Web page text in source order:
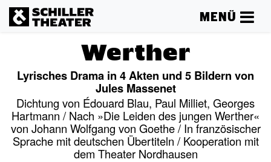
MENÜ
Werther
Lyrisches Drama in 4 Akten und 5 Bildern von
Jules Massenet
Dichtung von Édouard Blau, Paul Milliet, Georges
Hartmann / Nach »Die Leiden des jungen Werther«
von Johann Wolfgang von Goethe / In französischer
Sprache mit deutschen Übertiteln / Kooperation mit
dem Theater Nordhausen